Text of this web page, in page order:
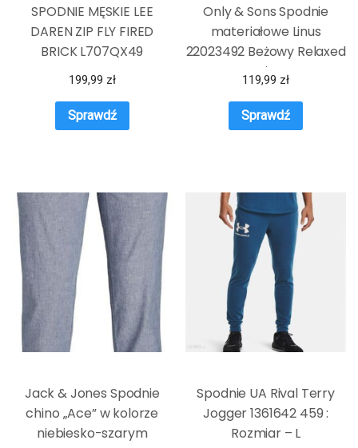
SPODNIE MĘSKIE LEE
DAREN ZIP FLY FIRED
BRICK L707QX49
199,99 zł
Sprawdź
Only & Sons Spodnie
materiałowe Linus
22023492 Beżowy Relaxed
Fit
119,99 zł
Sprawdź
Jack & Jones Spodnie
chino „Ace” w kolorze
niebiesko-szarym
Spodnie UA Rival Terry
Jogger 1361642 459 :
Rozmiar – L